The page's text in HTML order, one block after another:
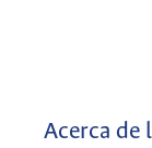
Acerca de